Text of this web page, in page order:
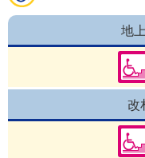
地
改